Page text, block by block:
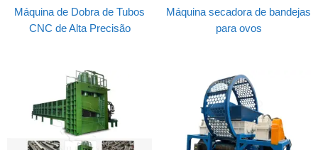
Máquina de Dobra de Tubos
CNC de Alta Precisão
Máquina secadora de bandejas
para ovos